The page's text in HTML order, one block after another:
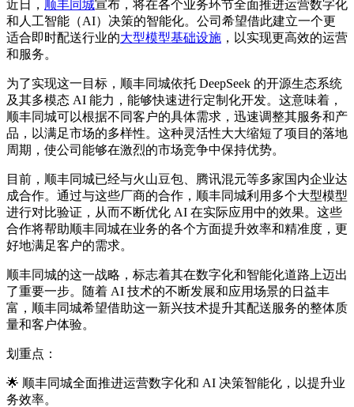
近日， 顺丰同城宣布，将在各个业务环节全面推进运营数字化
和人工智能（AI）决策的智能化。公司希望借此建立一个更
适合即时配送行业的大型模型基础设施 ，以实现更高效的运营
和服务。
为了实现这一目标，顺丰同城依托 DeepSeek 的开源生态系统
及其多模态 AI 能力，能够快速进行定制化开发。这意味着，
顺丰同城可以根据不同客户的具体需求，迅速调整其服务和产
品，以满足市场的多样性。这种灵活性大大缩短了项目的落地
周期，使公司能够在激烈的市场竞争中保持优势。
目前，顺丰同城已经与火山豆包、腾讯混元等多家国内企业达
成合作。通过与这些厂商的合作，顺丰同城利用多个大型模型
进行对比验证，从而不断优化 AI 在实际应用中的效果。这些
合作将帮助顺丰同城在业务的各个方面提升效率和精准度，更
好地满足客户的需求。
顺丰同城的这一战略，标志着其在数字化和智能化道路上迈出
了重要一步。随着 AI 技术的不断发展和应用场景的日益丰
富，顺丰同城希望借助这一新兴技术提升其配送服务的整体质
量和客户体验。
划重点：
🌟 顺丰同城全面推进运营数字化和 AI 决策智能化，以提升业
务效率。